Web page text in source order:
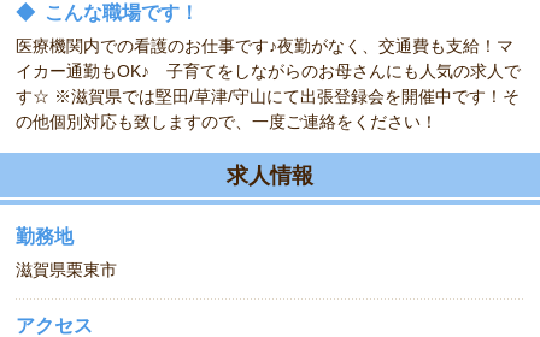
◆ こんな職場です！
医療機関内での看護のお仕事です♪夜勤がなく、交通費も支給！マ
イカー通勤もOK♪ 子育てをしながらのお母さんにも人気の求人で
す☆ ※滋賀県では堅田/草津/守山にて出張登録会を開催中です！そ
の他個別対応も致しますので、一度ご連絡をください！
求人情報
勤務地
滋賀県栗東市
アクセス